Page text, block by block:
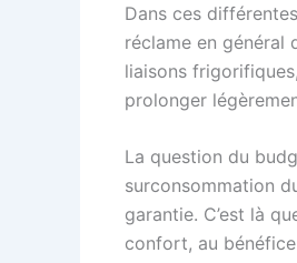
Dans ces
réclame en général
liaisons
prolonger
La question du
surconsommation
garantie. C’est là
confort, au